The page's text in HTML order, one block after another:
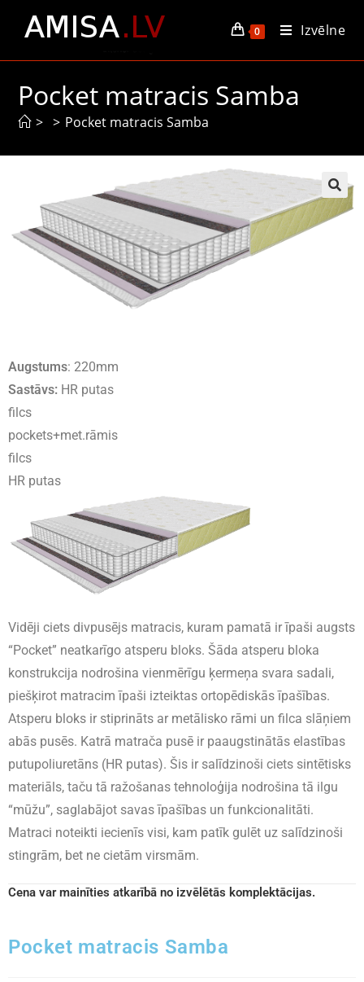
0 Izvēlne
Pocket matracis Samba
> > Pocket matracis Samba
Augstums: 220mm
Sastāvs: HR putas
filcs
pockets+met.rāmis
filcs
HR putas
Vidēji ciets divpusējs matracis, kuram pamatā ir īpaši augsts
“Pocket” neatkarīgo atsperu bloks. Šāda atsperu bloka
konstrukcija nodrošina vienmērīgu ķermeņa svara sadali,
piešķirot matracim īpaši izteiktas ortopēdiskās īpašības.
Atsperu bloks ir stiprināts ar metālisko rāmi un filca slāņiem
abās pusēs. Katrā matrača pusē ir paaugstinātās elastības
putupoliuretāns (HR putas). Šis ir salīdzinoši ciets sintētisks
materiāls, taču tā ražošanas tehnoloģija nodrošina tā ilgu
“mūžu”, saglabājot savas īpašības un funkcionalitāti.
Matraci noteikti iecienīs visi, kam patīk gulēt uz salīdzinoši
stingrām, bet ne cietām virsmām.
Cena var mainīties atkarībā no izvēlētās komplektācijas.
Pocket matracis Samba